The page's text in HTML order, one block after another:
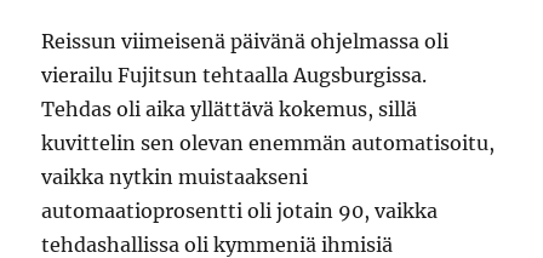
Reissun viimeisenä päivänä ohjelmassa oli
vierailu Fujitsun tehtaalla Augsburgissa.
Tehdas oli aika yllättävä kokemus, sillä
kuvittelin sen olevan enemmän automatisoitu,
vaikka nytkin muistaakseni
automaatioprosentti oli jotain 90, vaikka
tehdashallissa oli kymmeniä ihmisiä